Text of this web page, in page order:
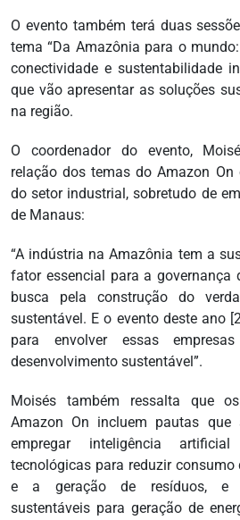
O evento também terá duas
tema “Da Amazônia para o
conectividade e sustentabilidade
que vão apresentar as soluções
na região.
O coordenador do evento,
relação dos temas do Amazon On
do setor industrial, sobretudo de
de Manaus:
“A indústria na Amazônia tem a
fator essencial para a governança
busca pela construção do
sustentável. E o evento deste ano
para envolver essas
desenvolvimento sustentável”.
Moisés também ressalta que
Amazon On incluem pautas
empregar inteligência
tecnológicas para reduzir consumo
e a geração de resíduos, e
sustentáveis para geração de